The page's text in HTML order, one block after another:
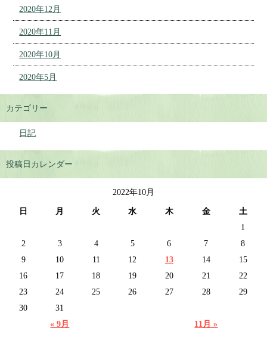
2020年12月
2020年11月
2020年10月
2020年5月
カテゴリー
日記
投稿日カレンダー
2022年10月
日 月 火 水 木 金 土
« 9月 11月 »
1
2
3 4 5 6 7
8
9
10 11 12 13 14
15
16
17 18 19 20 21
22
23
24 25 26 27 28
29
30
31